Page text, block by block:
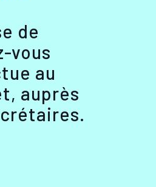
de
vous
au
auprès